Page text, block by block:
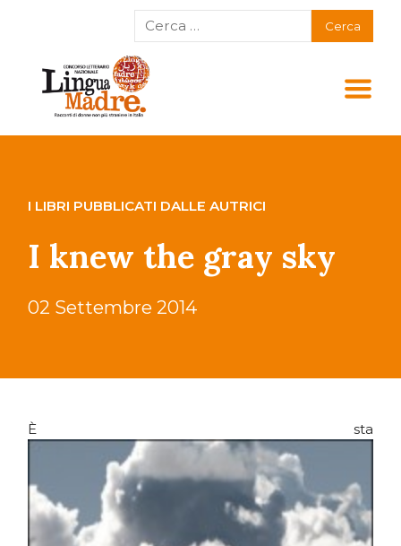
I LIBRI PUBBLICATI DALLE AUTRICI
I knew the gray sky
02 Settembre 2014
È sta